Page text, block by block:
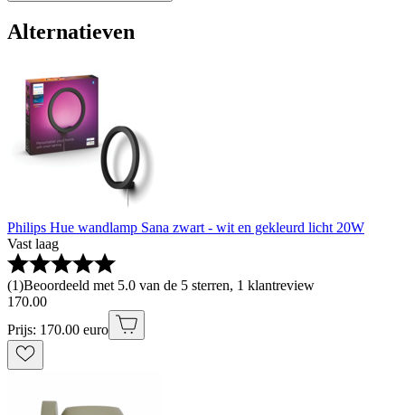
Alternatieven
Philips Hue wandlamp Sana zwart - wit en gekleurd licht 20W
Vast laag
(1)Beoordeeld met 5.0 van de 5 sterren, 1 klantreview
170.00
Prijs: 170.00 euro